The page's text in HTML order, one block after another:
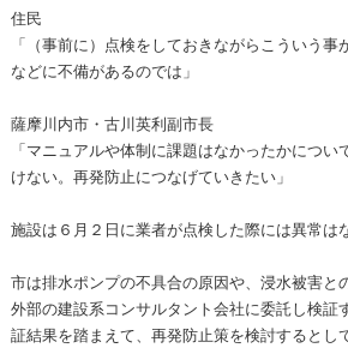
住民
「（事前に）点検をしておきながらこういう
などに不備があるのでは」
薩摩川内市・古川英利副市長
「マニュアルや体制に課題はなかったかにつ
けない。再発防止につなげていきたい」
施設は６月２日に業者が点検した際には異常は
市は排水ポンプの不具合の原因や、浸水被害と
外部の建設系コンサルタント会社に委託し検証
証結果を踏まえて、再発防止策を検討するとし